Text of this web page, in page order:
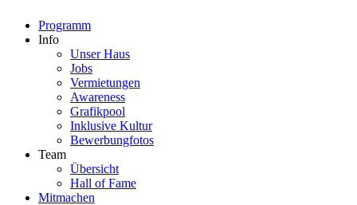
Programm
Info
Unser Haus
Jobs
Vermietungen
Awareness
Grafikpool
Inklusive Kultur
Bewerbungfotos
Team
Übersicht
Hall of Fame
Mitmachen